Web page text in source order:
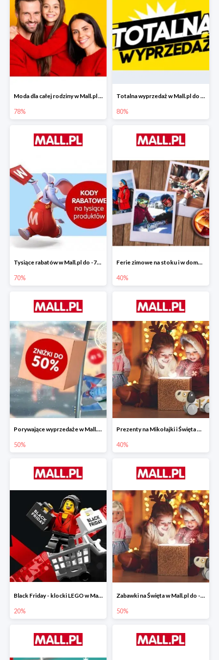
Moda dla całej rodziny w Mall.pl do -78%
78%
Totalna wyprzedaż w Mall.pl do -80%
80%
Tysiące rabatów w Mall.pl do -70%
70%
Ferie zimowe na stoku i w domu w Mall.pl do -40%
40%
Porywające wyprzedaże w Mall.pl do -50%
50%
Prezenty na Mikołajki i Święta w Mall.pl do -40%
40%
Black Friday - klocki LEGO w Mall.pl do -20%
20%
Zabawki na Święta w Mall.pl do -50%
50%